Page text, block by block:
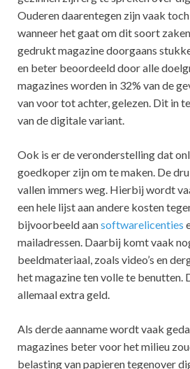
Ouderen daarentegen zijn vaak
wanneer het gaat om dit soort
gedrukt magazine doorgaans
en beter beoordeeld door alle
magazines worden in 32% van de
van voor tot achter, gelezen. Dit in
van de digitale variant.
Ook is er de veronderstelling dat
goedkoper zijn om te maken. De
vallen immers weg. Hierbij wordt
een hele lijst aan andere kosten
bijvoorbeeld aansoftwarelicenties
mailadressen. Daarbij komt vaak
beeldmateriaal, zoals video’s en
het magazine ten volle te benutten.
allemaal extra geld.
Als derde aanname wordt vaak
magazines beter voor het milieu
belasting van papieren tegenover